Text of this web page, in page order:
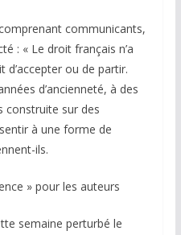
communicants,
: « Le droit français n’a
d’accepter ou de partir.
d’ancienneté, à des
construite sur des
à une forme de
ils.
» pour les auteurs
semaine perturbé le